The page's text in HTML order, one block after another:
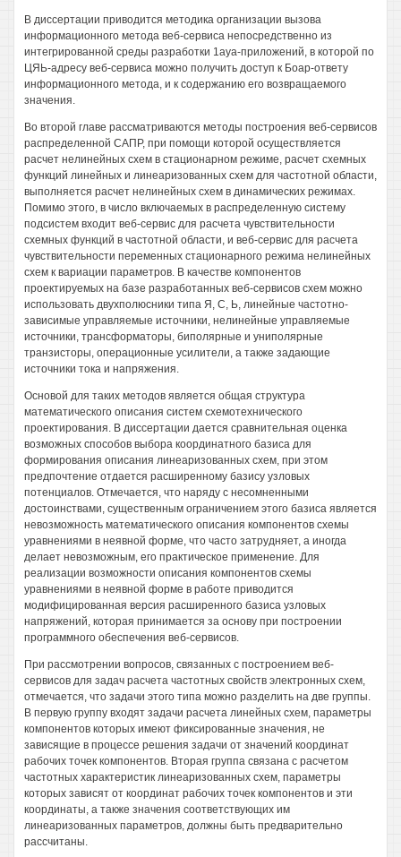
В диссертации приводится методика организации вызова
информационного метода веб-сервиса непосредственно из
интегрированной среды разработки 1ауа-приложений, в которой по
ЦЯЬ-адресу веб-сервиса можно получить доступ к Боар-ответу
информационного метода, и к содержанию его возвращаемого
значения.
Во второй главе рассматриваются методы построения веб-сервисов
распределенной САПР, при помощи которой осуществляется
расчет нелинейных схем в стационарном режиме, расчет схемных
функций линейных и линеаризованных схем для частотной области,
выполняется расчет нелинейных схем в динамических режимах.
Помимо этого, в число включаемых в распределенную систему
подсистем входит веб-сервис для расчета чувствительности
схемных функций в частотной области, и веб-сервис для расчета
чувствительности переменных стационарного режима нелинейных
схем к вариации параметров. В качестве компонентов
проектируемых на базе разработанных веб-сервисов схем можно
использовать двухполюсники типа Я, С, Ь, линейные частотно-
зависимые управляемые источники, нелинейные управляемые
источники, трансформаторы, биполярные и униполярные
транзисторы, операционные усилители, а также задающие
источники тока и напряжения.
Основой для таких методов является общая структура
математического описания систем схемотехнического
проектирования. В диссертации дается сравнительная оценка
возможных способов выбора координатного базиса для
формирования описания линеаризованных схем, при этом
предпочтение отдается расширенному базису узловых
потенциалов. Отмечается, что наряду с несомненными
достоинствами, существенным ограничением этого базиса является
невозможность математического описания компонентов схемы
уравнениями в неявной форме, что часто затрудняет, а иногда
делает невозможным, его практическое применение. Для
реализации возможности описания компонентов схемы
уравнениями в неявной форме в работе приводится
модифицированная версия расширенного базиса узловых
напряжений, которая принимается за основу при построении
программного обеспечения веб-сервисов.
При рассмотрении вопросов, связанных с построением веб-
сервисов для задач расчета частотных свойств электронных схем,
отмечается, что задачи этого типа можно разделить на две группы.
В первую группу входят задачи расчета линейных схем, параметры
компонентов которых имеют фиксированные значения, не
зависящие в процессе решения задачи от значений координат
рабочих точек компонентов. Вторая группа связана с расчетом
частотных характеристик линеаризованных схем, параметры
которых зависят от координат рабочих точек компонентов и эти
координаты, а также значения соответствующих им
линеаризованных параметров, должны быть предварительно
рассчитаны.